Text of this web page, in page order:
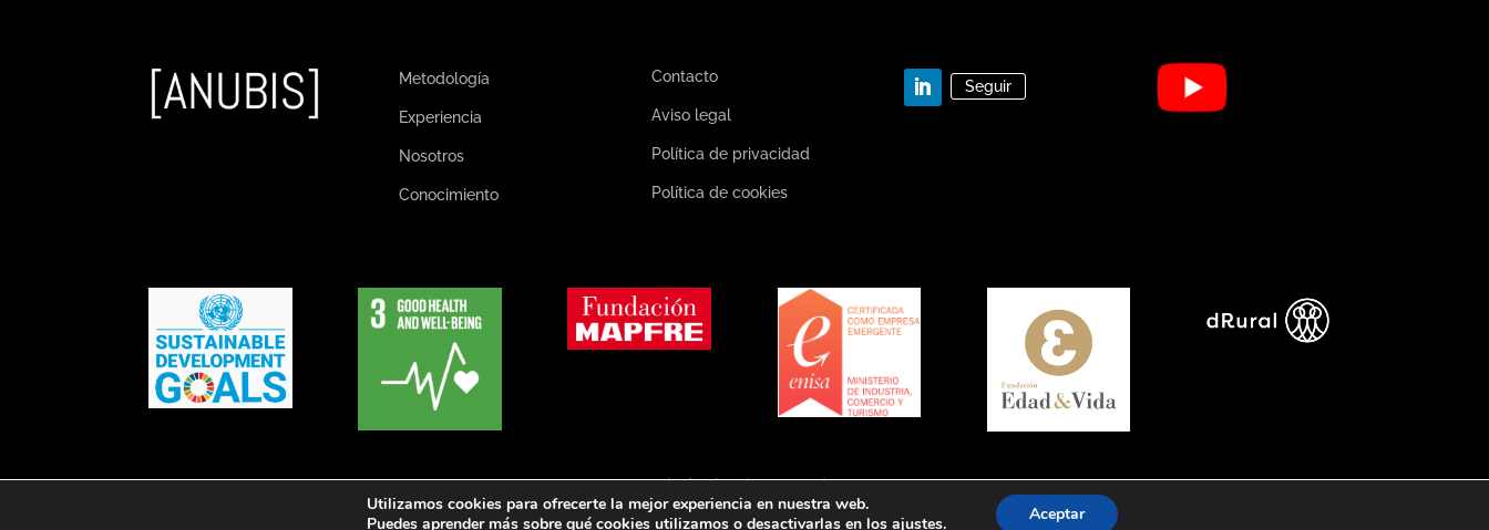
Metodología
Experiencia
Nosotros
Conocimiento
Contacto
Aviso legal
Política de privacidad
Política de cookies
Seguir
Todos los derechos reservados
Diseñado porClick Aplicaciones
Utilizamos cookies para ofrecerte la mejor experiencia en nuestra web.
Puedes aprender más sobre qué cookies utilizamos o desactivarlas en losajustes. Aceptar